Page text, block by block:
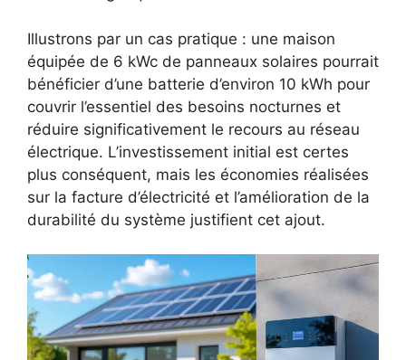
Illustrons par un cas pratique : une maison
équipée de 6 kWc de panneaux solaires pourrait
bénéficier d’une batterie d’environ 10 kWh pour
couvrir l’essentiel des besoins nocturnes et
réduire significativement le recours au réseau
électrique. L’investissement initial est certes
plus conséquent, mais les économies réalisées
sur la facture d’électricité et l’amélioration de la
durabilité du système justifient cet ajout.